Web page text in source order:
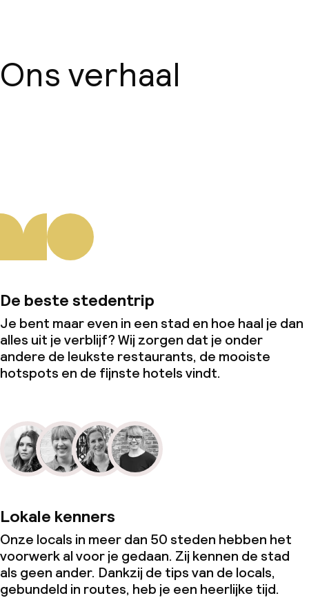
Zakelijke faciliteiten
Overal rookvrij
Ons verhaal
De beste stedentrip
Je bent maar even in een stad en hoe haal je dan
alles uit je verblijf? Wij zorgen dat je onder
andere de leukste restaurants, de mooiste
hotspots en de fijnste hotels vindt.
Lokale kenners
Onze locals in meer dan 50 steden hebben het
voorwerk al voor je gedaan. Zij kennen de stad
als geen ander. Dankzij de tips van de locals,
gebundeld in routes, heb je een heerlijke tijd.